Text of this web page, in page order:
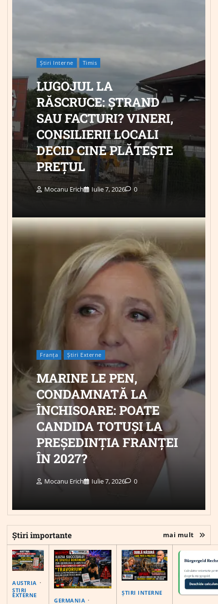
Știri Interne Timis
LUGOJUL LA
RĂSCRUCE: ȘTRAND
SAU FACTURI? VINERI,
CONSILIERII LOCALI
DECID CINE PLĂTEȘTE
PREȚUL
Mocanu Erich Iulie 7, 2026 0
Franța Știri Externe
MARINE LE PEN,
CONDAMNATĂ LA
ÎNCHISOARE: POATE
CANDIDA TOTUȘI LA
PREȘEDINȚIA FRANȚEI
ÎN 2027?
Mocanu Erich Iulie 7, 2026 0
Știri importante mai mult
AUSTRIA
ȘTIRI
EXTERNE
GERMANIA
ȘTIRI INTERNE